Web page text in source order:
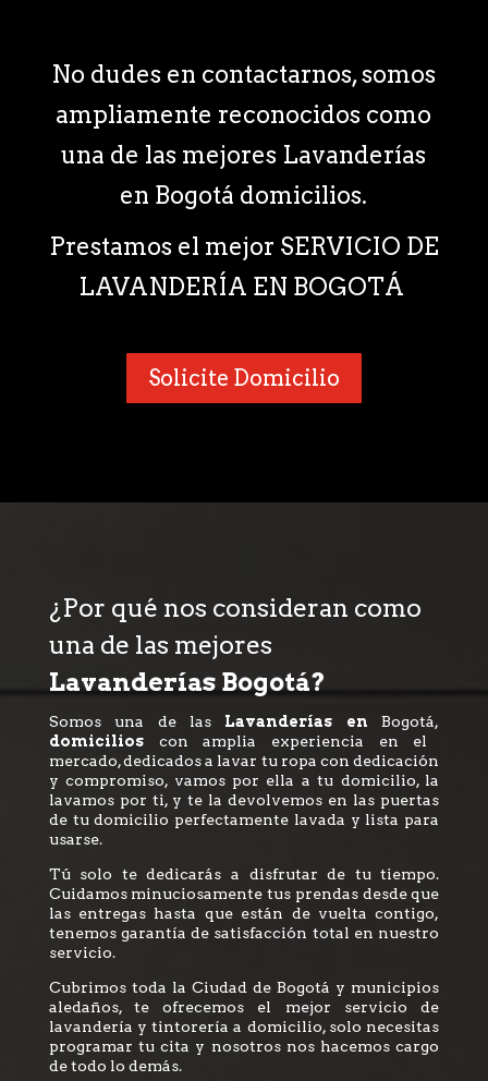
No dudes en contactarnos, somos
ampliamente reconocidos como
una de las mejores Lavanderías
en Bogotá domicilios.
Prestamos el mejor SERVICIO DE
LAVANDERÍA EN BOGOTÁ
Solicite Domicilio
¿Por qué nos consideran como
una de las mejores
Lavanderías Bogotá?
Somos una de las Lavanderías en Bogotá,
domicilioscon amplia experiencia en el
mercado, dedicados a lavar tu ropa con dedicación
y compromiso, vamos por ella a tu domicilio, la
lavamos por ti, y te la devolvemos en las puertas
de tu domicilio perfectamente lavada y lista para
usarse.
Tú solo te dedicarás a disfrutar de tu tiempo.
Cuidamos minuciosamente tus prendas desde que
las entregas hasta que están de vuelta contigo,
tenemos garantía de satisfacción total en nuestro
servicio.
Cubrimos toda la Ciudad de Bogotá y municipios
aledaños, te ofrecemos el mejor servicio de
lavandería y tintorería a domicilio, solo necesitas
programar tu cita y nosotros nos hacemos cargo
de todo lo demás.